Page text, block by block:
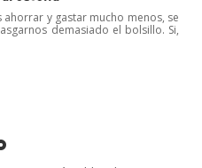
y gastar mucho menos, se
demasiado el bolsillo. Si,